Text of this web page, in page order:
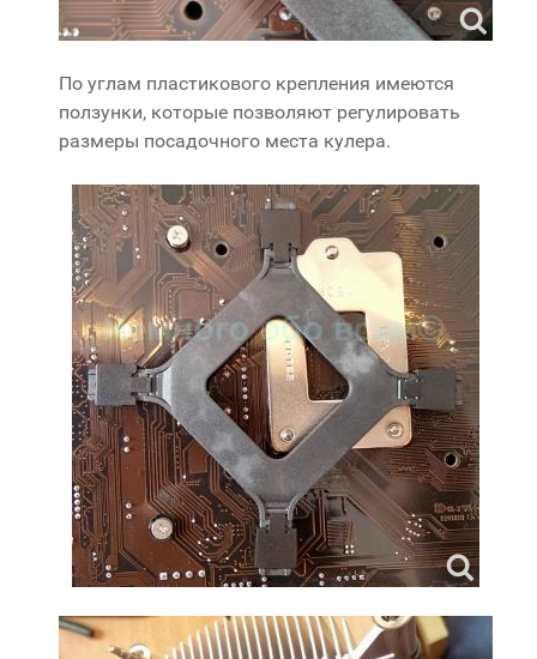
По углам пластикового крепления имеются
ползунки, которые позволяют регулировать
размеры посадочного места кулера.